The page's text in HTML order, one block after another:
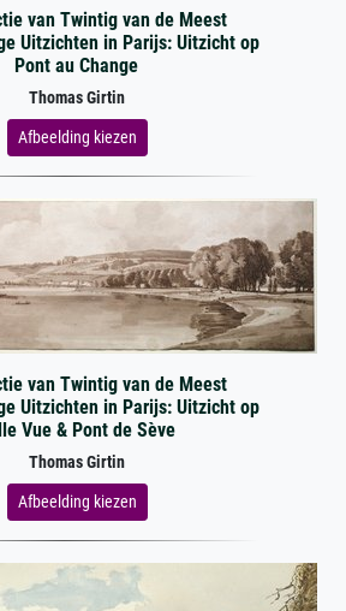
van Twintig van de Meest
Uitzichten in Parijs: Uitzicht op
Pont au Change
Thomas Girtin
Afbeelding kiezen
van Twintig van de Meest
Uitzichten in Parijs: Uitzicht op
Vue & Pont de Sève
Thomas Girtin
Afbeelding kiezen